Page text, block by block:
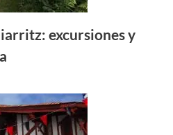
excursiones y